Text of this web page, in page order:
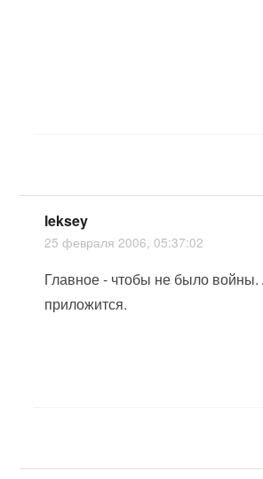
leksey
25 февраля 2006, 05:37:02
Главное - чтобы не было войны.
приложится.